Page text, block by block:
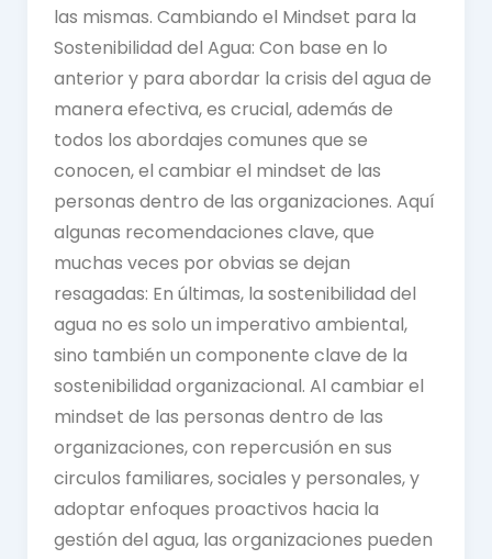
las mismas. Cambiando el Mindset para la
Sostenibilidad del Agua: Con base en lo
anterior y para abordar la crisis del agua de
manera efectiva, es crucial, además de
todos los abordajes comunes que se
conocen, el cambiar el mindset de las
personas dentro de las organizaciones. Aquí
algunas recomendaciones clave, que
muchas veces por obvias se dejan
resagadas: En últimas, la sostenibilidad del
agua no es solo un imperativo ambiental,
sino también un componente clave de la
sostenibilidad organizacional. Al cambiar el
mindset de las personas dentro de las
organizaciones, con repercusión en sus
circulos familiares, sociales y personales, y
adoptar enfoques proactivos hacia la
gestión del agua, las organizaciones pueden